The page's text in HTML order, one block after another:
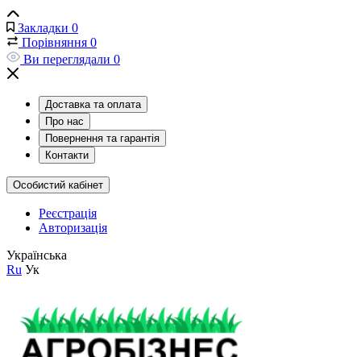
Закладки 0
Порівняння 0
Ви переглядали 0
Доставка та оплата
Про нас
Повернення та гарантія
Контакти
Особистий кабінет
Реєстрація
Авторизація
Українська
Ru Ук